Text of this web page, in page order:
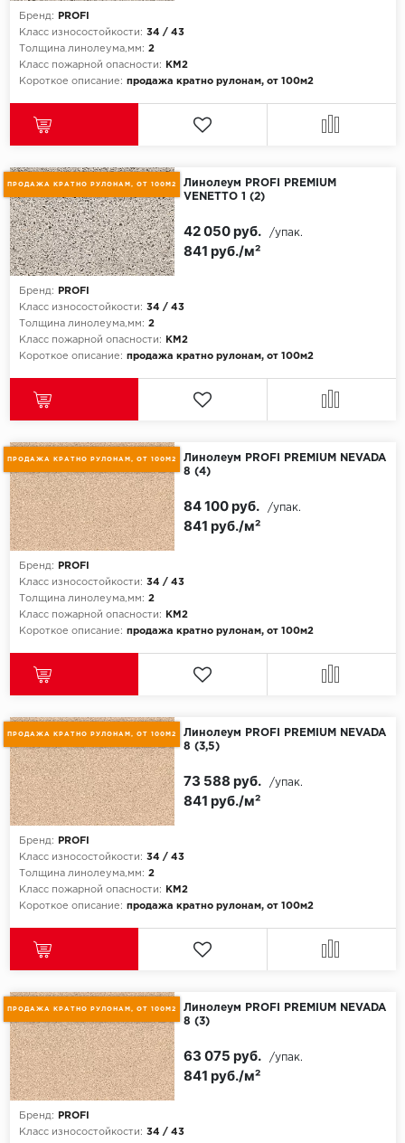
Бренд:
PROFI
Класс износостойкости: 34 / 43
Толщина линолеума,мм: 2
Класс пожарной опасности:
КМ2
Короткое описание: продажа кратно рулонам, от 100м2
ПРОДАЖА КРАТНО РУЛОНАМ, ОТ 100М2
Линолеум PROFI PREMIUM
VENETTO 1 (2)
Бренд:
PROFI
Класс износостойкости: 34 / 43
Толщина линолеума,мм: 2
Класс пожарной опасности:
КМ2
Короткое описание: продажа кратно рулонам, от 100м2
841 руб./м²
42 050 руб. /упак.
ПРОДАЖА КРАТНО РУЛОНАМ, ОТ 100М2
Линолеум PROFI PREMIUM NEVADA
8 (4)
Бренд:
PROFI
Класс износостойкости: 34 / 43
Толщина линолеума,мм: 2
Класс пожарной опасности:
КМ2
Короткое описание: продажа кратно рулонам, от 100м2
841 руб./м²
84 100 руб. /упак.
ПРОДАЖА КРАТНО РУЛОНАМ, ОТ 100М2
Линолеум PROFI PREMIUM NEVADA
8 (3,5)
Бренд:
PROFI
Класс износостойкости: 34 / 43
Толщина линолеума,мм: 2
Класс пожарной опасности:
КМ2
Короткое описание: продажа кратно рулонам, от 100м2
841 руб./м²
73 588 руб. /упак.
ПРОДАЖА КРАТНО РУЛОНАМ, ОТ 100М2
Линолеум PROFI PREMIUM NEVADA
8 (3)
Бренд:
PROFI
Класс износостойкости: 34 / 43
841 руб./м²
63 075 руб. /упак.